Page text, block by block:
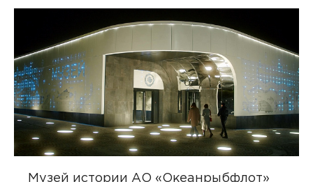
Музей истории АО «Океанрыбфлот»